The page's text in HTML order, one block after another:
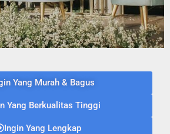
Yang Murah & Bagus
Yang Berkualitas Tinggi
Ingin Yang Lengkap